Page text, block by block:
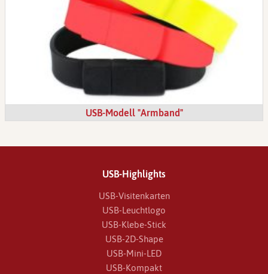
USB-Modell "Armband"
USB-Highlights
USB-Visitenkarten
USB-Leuchtlogo
USB-Klebe-Stick
USB-2D-Shape
USB-Mini-LED
USB-Kompakt